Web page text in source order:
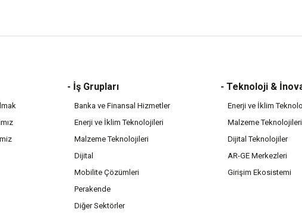
- İş Grupları
Banka ve Finansal Hizmetler
Enerji ve İklim Teknolojileri
Malzeme Teknolojileri
Dijital
Mobilite Çözümleri
Perakende
Diğer Sektörler
- Teknoloji &
Enerji ve İklim
Malzeme Teknolojileri
Dijital Teknolojiler
AR-GE Merkezleri
Girişim Ekosistemi